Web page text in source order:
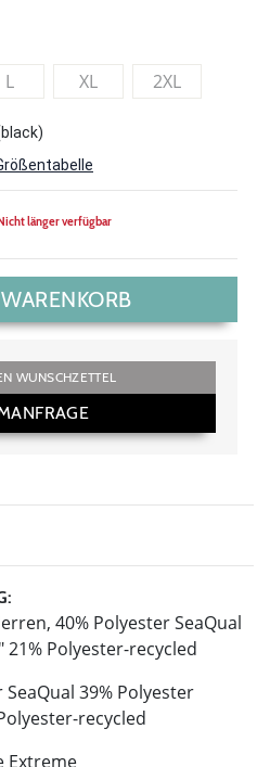
L XL 2XL
länger verfügbar
WUNSCHZETTEL
40% Polyester SeaQual
21% Polyester-recycled
SeaQual 39% Polyester
recycled
Extreme